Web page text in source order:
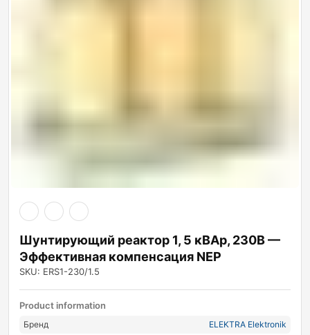
Шунтирующий реактор 1, 5 кВАр, 230В —
Эффективная компенсация NEP
SKU: ERS1-230/1.5
Product information
Бренд
ELEKTRA Elektronik